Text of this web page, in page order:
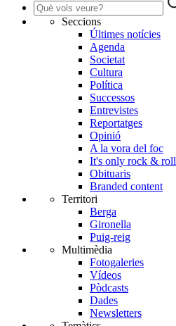
Seccions
Últimes notícies
Agenda
Societat
Cultura
Política
Successos
Entrevistes
Reportatges
Opinió
A la vora del foc
It's only rock & roll
Obituaris
Branded content
Territori
Berga
Gironella
Puig-reig
Multimèdia
Fotogaleries
Vídeos
Pòdcasts
Dades
Newsletters